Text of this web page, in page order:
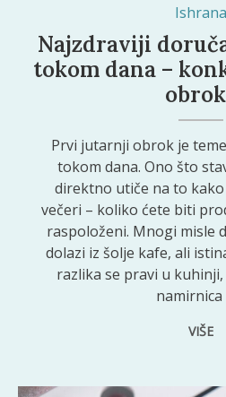
Ishrana
Najzdraviji
tokom dana –
Prvi jutarnji obrok je
tokom dana. Ono što
direktno utiče na to
večeri – koliko ćete biti
raspoloženi. Mnogi misle
dolazi iz šolje kafe, ali
razlika se pravi u
VIŠE